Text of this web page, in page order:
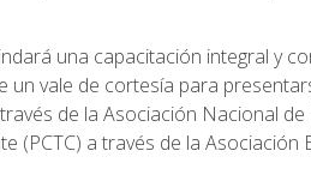
una capacitación integral y
un vale de cortesía para
de la Asociación Nacional
(PCTC) a través de la